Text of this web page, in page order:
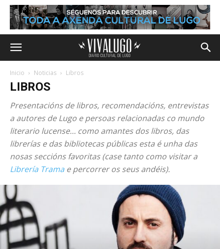
Inicio Noticias Libros
LIBROS
Presentacións de libros, recomendacións, entrevistas
a autores de Lugo e persoas relacionadas co mundo
literario lucense… como amantes dos libros, das
librerías e das bibliotecas públicas esta é unha das
nosas seccións favoritas (case tanto como visitar a
Librería Trama e percorrer os seus andéis).